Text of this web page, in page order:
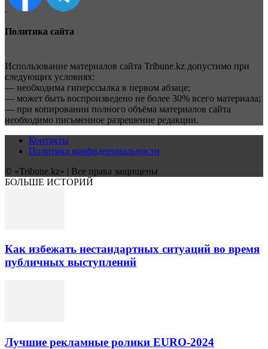
Политика сайта
Использование материалов сайта Tribune.kz допустимо при
следующих условиях:
— необходима гиперссылка в первом абзаце;
— может быть воспроизведено не более 30% всего материала;
— при копировании полного объёма материалов сайта
необходимо письменное разрешение редакции.
Контакты
Политика конфиденциальности
© «Tribune.kz» | Все права защищены
БОЛЬШЕ ИСТОРИЙ
Как избежать нестандартных ситуаций во время
публичных выступлений
Лучшие рекламные ролики EURO-2024